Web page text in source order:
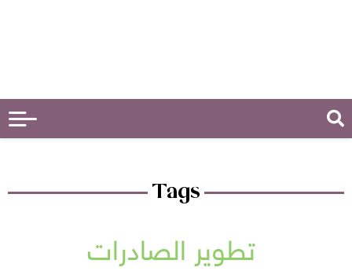
Tags
تطوير الصادرات